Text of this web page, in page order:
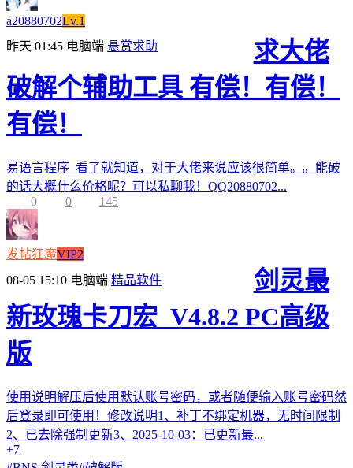
a20880702Lv.1
昨天 01:45 电脑端 悬赏求助
求大佬
破解个辅助工具 有偿！有偿！
有偿！
易语言程序 看了就知道，对于大佬来说应该很简单。。能破
的话大概什么价格呢？可以私聊我！QQ20880702...
0
0 145
发帖狂魔VIP2
08-05 15:10 电脑端 精品软件
剑灵最
新玫瑰卡刀宏_V4.8.2 PC高级
版
使用说明解压后使用默认账号密码，或者随便输入账号密码然
后登录即可使用！修改说明1、补丁不绑定机器，无时间限制
2、已去除强制更新3、2025-10-03：已更新最...
+7